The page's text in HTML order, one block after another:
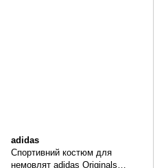
adidas
Cпортивний костюм для
немовлят adidas Originals